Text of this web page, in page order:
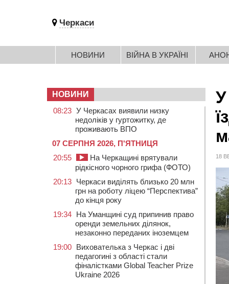
Черкаси
НОВИНИ ВІЙНА В УКРАЇНІ
18
НОВИНИ
08:23 У Черкасах виявили низку
недоліків у гуртожитку, де
проживають ВПО
07 СЕРПНЯ 2026, П'ЯТНИЦЯ
20:55
На Черкащині врятували
рідкісного чорного грифа (ФОТО)
20:13 Черкаси виділять близько 20 млн
грн на роботу ліцею “Перспектива”
до кінця року
19:34 На Уманщині суд припинив право
оренди земельних ділянок,
незаконно переданих іноземцем
19:00 Вихователька з Черкас і дві
педагогині з області стали
фіналістками Global Teacher Prize
Ukraine 2026